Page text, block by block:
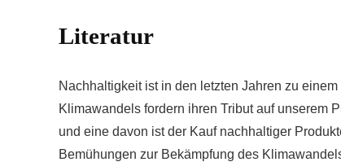
Literatur
Nachhaltigkeit ist in den letzten Jahren zu
Klimawandels fordern ihren Tribut auf unserem
und eine davon ist der Kauf nachhaltiger
Bemühungen zur Bekämpfung des